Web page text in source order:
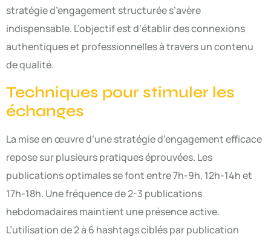
stratégie d’engagement structurée s’avère
indispensable. L’objectif est d’établir des connexions
authentiques et professionnelles à travers un contenu
de qualité.
Techniques pour stimuler les
échanges
La mise en œuvre d’une stratégie d’engagement efficace
repose sur plusieurs pratiques éprouvées. Les
publications optimales se font entre 7h-9h, 12h-14h et
17h-18h. Une fréquence de 2-3 publications
hebdomadaires maintient une présence active.
L’utilisation de 2 à 6 hashtags ciblés par publication